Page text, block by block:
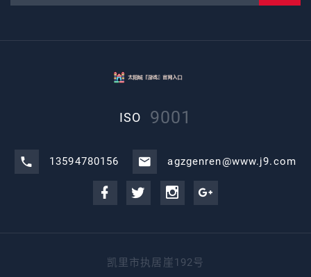
ISO 9001
13594780156 agzgenren@www.j9.com
凯里市执居崖192号